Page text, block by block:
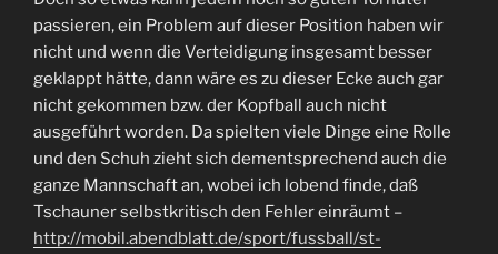
passieren, ein Problem auf dieser Position haben wir
nicht und wenn die Verteidigung insgesamt besser
geklappt hätte, dann wäre es zu dieser Ecke auch gar
nicht gekommen bzw. der Kopfball auch nicht
ausgeführt worden. Da spielten viele Dinge eine Rolle
und den Schuh zieht sich dementsprechend auch die
ganze Mannschaft an, wobei ich lobend finde, daß
Tschauner selbstkritisch den Fehler einräumt –
http://mobil.abendblatt.de/sport/fussball/st-